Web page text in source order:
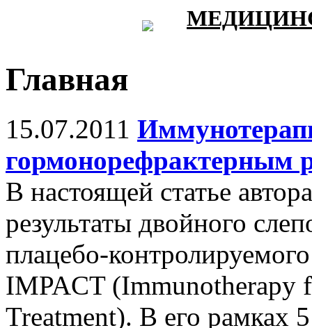
Главная
15.07.2011
гормонорефрактерным
В настоящей статье
результаты двойного
плацебо-
IMPACT (Immunotherapy
Treatment). В его рамках